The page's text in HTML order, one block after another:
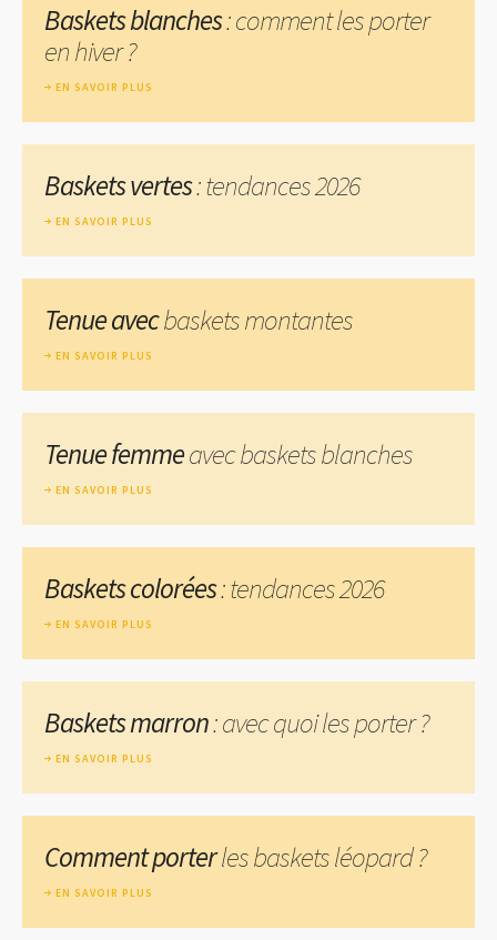
Baskets blanches: comment les porter
en hiver ?
EN SAVOIR PLUS
Baskets vertes: tendances 2026
EN SAVOIR PLUS
Tenue avecbaskets montantes
EN SAVOIR PLUS
Tenue femmeavec baskets blanches
EN SAVOIR PLUS
Baskets colorées: tendances 2026
EN SAVOIR PLUS
Baskets marron: avec quoi les porter ?
EN SAVOIR PLUS
Comment porterles baskets léopard ?
EN SAVOIR PLUS